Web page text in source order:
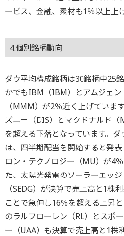
ービス、金融、素材も1％以上上
4.個別銘柄動向
ダウ平均構成銘柄は30銘柄中25
かでもIBM（IBM）とアムジェ
（MMM）が2％近く上げていま
ズニー（DIS）とマクドナルド（
を超える下落となっています。
は、四半期配当を開始すると発
ロン・テクノロジー（MU）が4
た、太陽光発電のソーラーエッ
（SEDG）が決算で売上高と1株
ことで急伸し16％を超える上昇
のラルフローレン（RL）とスポ
ー（UAA）も決算で売上高と1株